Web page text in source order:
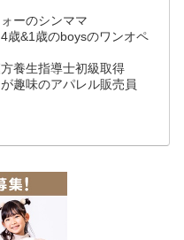
ーのシンママ
歳&1歳のboysのワンオペ
養生指導士初級取得
趣味のアパレル販売員